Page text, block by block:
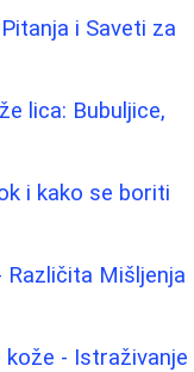
i Saveti za
lica: Bubuljice,
i kako se boriti
Različita Mišljenja
- Istraživanje